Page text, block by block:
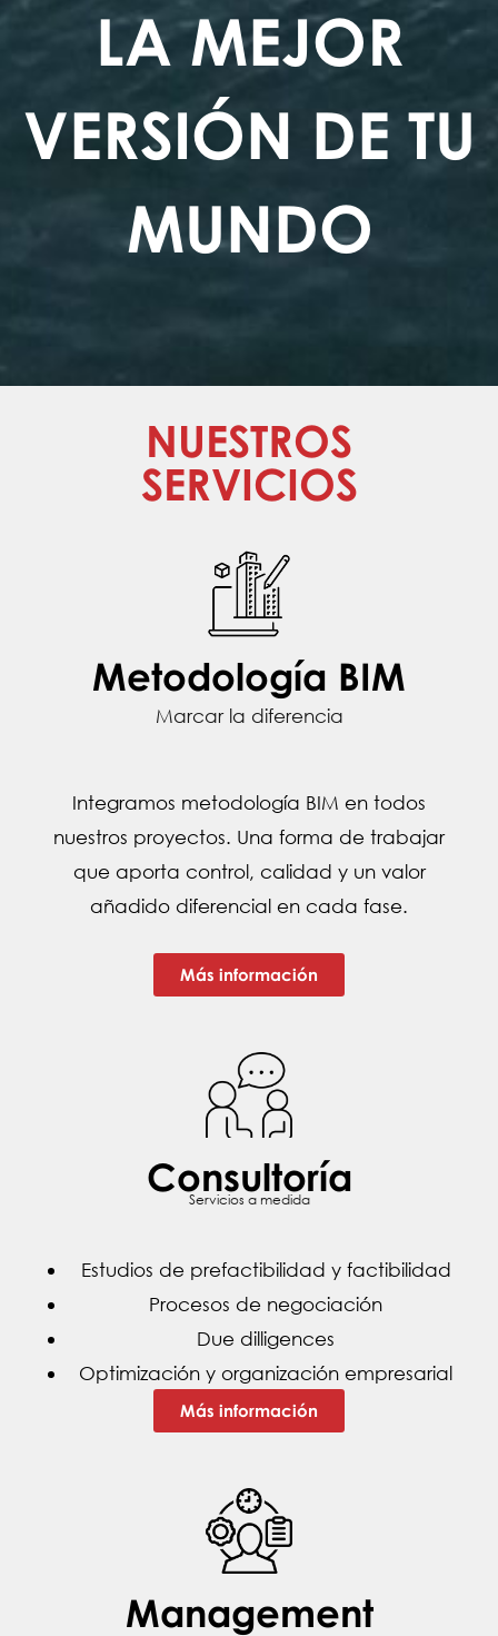
LA MEJOR
VERSIÓN DE TU
MUNDO
NUESTROS
SERVICIOS
Metodología BIM
Marcar la diferencia
Integramos metodología BIM en todos
nuestros proyectos. Una forma de trabajar
que aporta control, calidad y un valor
añadido diferencial en cada fase.
Más información
Consultoría
Servicios a medida
Estudios de prefactibilidad y factibilidad
Procesos de negociación
Due dilligences
Optimización y organización empresarial
Más información
Management